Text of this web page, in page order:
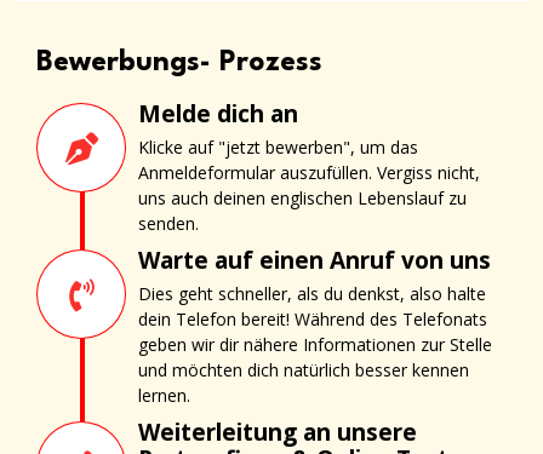
Bewerbungs- Prozess
Melde dich an
Klicke auf "jetzt bewerben", um das
Anmeldeformular auszufüllen. Vergiss nicht,
uns auch deinen englischen Lebenslauf zu
senden.
Warte auf einen Anruf von uns
Dies geht schneller, als du denkst, also halte
dein Telefon bereit! Während des Telefonats
geben wir dir nähere Informationen zur Stelle
und möchten dich natürlich besser kennen
lernen.
Weiterleitung an unsere